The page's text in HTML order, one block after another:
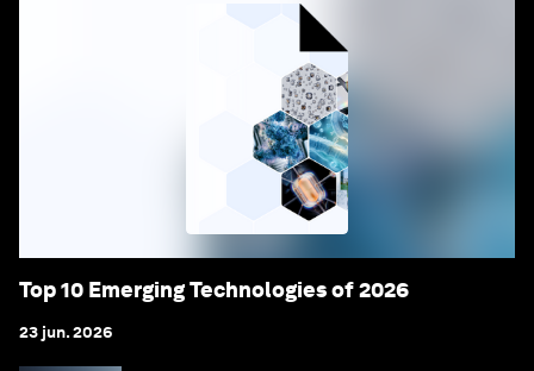
Top 10 Emerging Technologies of 2026
23 jun. 2026